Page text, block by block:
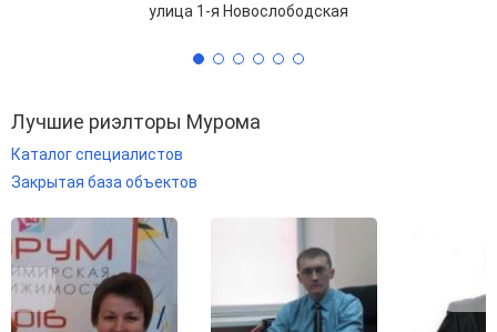
улица 1-я Новослободская
Лучшие риэлторы Мурома
Каталог специалистов
Закрытая база объектов